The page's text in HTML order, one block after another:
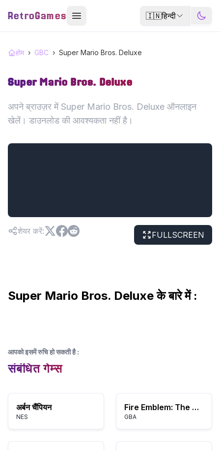
RetroGames 🇮🇳हिन्दी
होम › GBC › Super Mario Bros. Deluxe
Super Mario Bros. Deluxe
अपने ब्राउज़र में Super Mario Bros. Deluxe ऑनलाइन
खेलें। डाउनलोड की आवश्यकता नहीं है।
शेयर करें: FULLSCREEN
Super Mario Bros. Deluxe के बारे में :
आपको इसमें रुचि हो सकती है:
संबंधित गेम्स
अर्बन चैंपियन
NES
Fire Emblem: The Binding Blade
GBA